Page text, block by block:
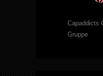
Capaddicts
Gruppe